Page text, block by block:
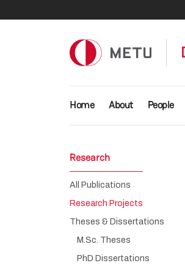
Main navigation
Home About People
Research
All Publications
Research Projects
Theses & Dissertations
M.Sc. Theses
PhD Dissertations